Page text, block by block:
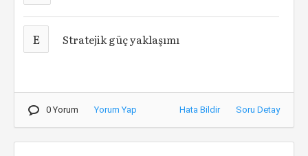
E Stratejik güç yaklaşımı
0 Yorum Yorum Yap Hata Bildir Soru Detay